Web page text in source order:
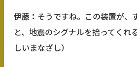
伊藤： そうですね。この装置が、
と、地震のシグナルを拾ってくれ
しいまなざし）